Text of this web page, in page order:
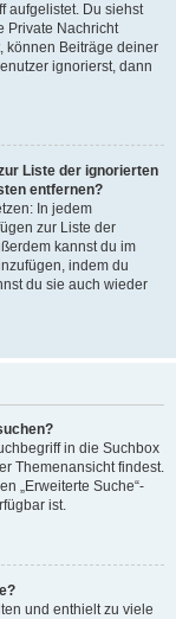
aufgelistet. Du siehst
Private Nachricht
können Beiträge deiner
ignorierst, dann
Liste der ignorierten
entfernen?
In jedem
zur Liste der
kannst du im
indem du
du sie auch wieder
in die Suchbox
Themenansicht findest.
„Erweiterte Suche“-
ist.
und enthielt zu viele